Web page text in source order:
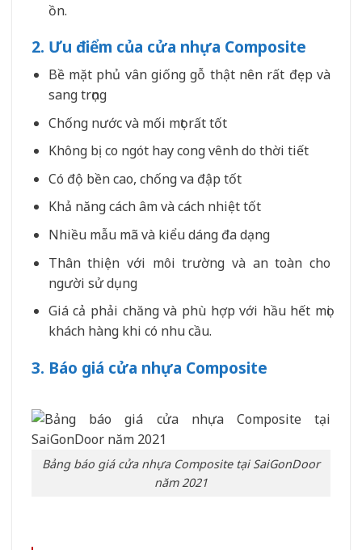
ồn.
2. Ưu điểm của cửa nhựa Composite
Bề mặt phủ vân giống gỗ thật nên rất đẹp và
sang trọng
Chống nước và mối mọt rất tốt
Không bị co ngót hay cong vênh do thời tiết
Có độ bền cao, chống va đập tốt
Khả năng cách âm và cách nhiệt tốt
Nhiều mẫu mã và kiểu dáng đa dạng
Thân thiện với môi trường và an toàn cho
người sử dụng
Giá cả phải chăng và phù hợp với hầu hết mọi
khách hàng khi có nhu cầu.
3. Báo giá cửa nhựa Composite
Bảng báo giá cửa nhựa Composite tại SaiGonDoor
năm 2021